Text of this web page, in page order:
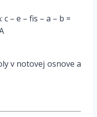
: c – e – fis – a – b =
v notovej osnove a